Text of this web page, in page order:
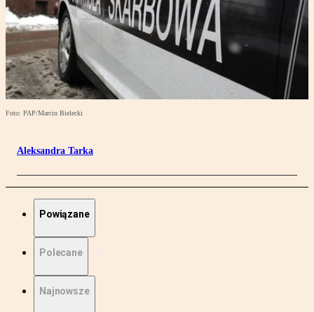
Foto: PAP/Marcin Bielecki
Aleksandra Tarka
Powiązane
Polecane
Najnowsze